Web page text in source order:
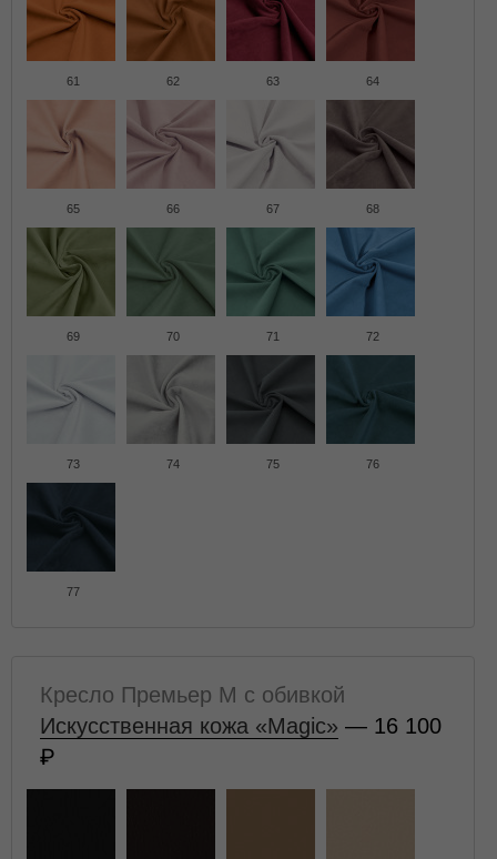
61 62 63 64
65 66 67 68
69 70 71 72
73 74 75 76
77
Кресло Премьер M с обивкой
Искусственная кожа «Magic» — 16 100